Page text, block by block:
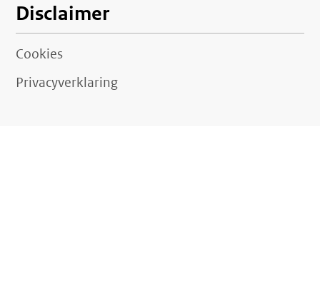
Disclaimer
Cookies
Privacyverklaring